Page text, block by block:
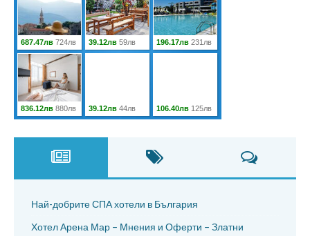
Най-добрите СПА хотели в България
Хотел Арена Мар – Мнения и Оферти – Златни